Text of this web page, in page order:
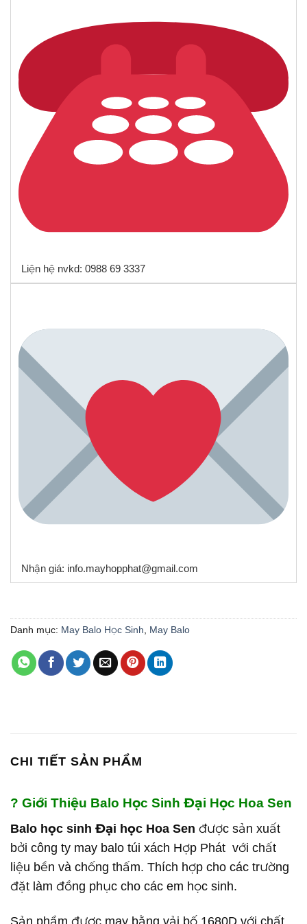
Liện hệ nvkd: 0988 69 3337
Nhận giá: info.mayhopphat@gmail.com
Danh mục: May Balo Học Sinh, May Balo
CHI TIẾT SẢN PHẨM
? Giới Thiệu Balo Học Sinh Đại Học Hoa Sen
Balo học sinh Đại học Hoa Sen được sản xuất
bởi công ty may balo túi xách Hợp Phát với chất
liệu bền và chống thấm. Thích hợp cho các trường
đặt làm đồng phục cho các em học sinh.
Sản phẩm được may bằng vải bố 1680D với chất